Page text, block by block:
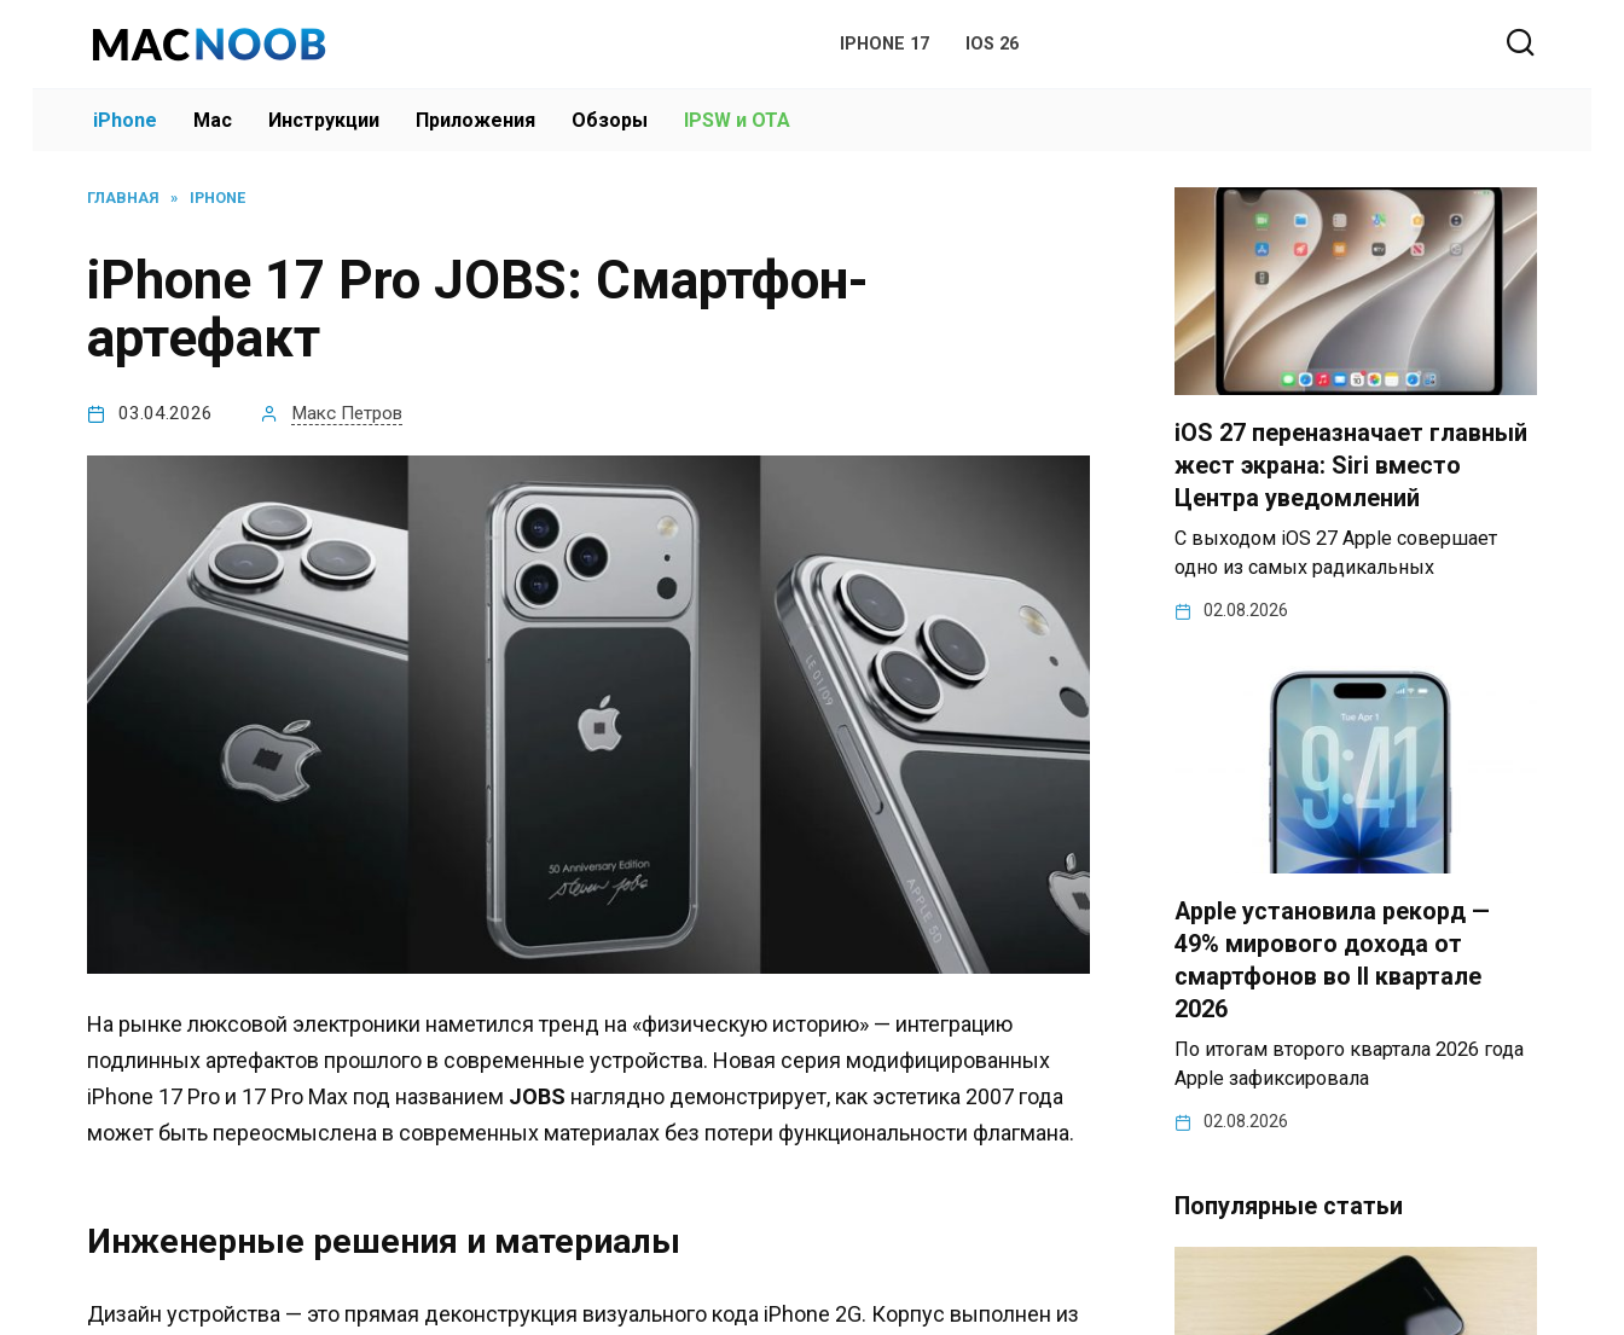
IPHONE 17 IOS 26
iPhone Mac Инструкции Приложения Обзоры IPSW и OTA
ГЛАВНАЯ » IPHONE
iPhone 17 Pro JOBS: Смартфон-
артефакт
03.04.2026 Макс Петров
На рынке люксовой электроники наметился тренд на «физическую историю» — интеграцию
подлинных артефактов прошлого в современные устройства. Новая серия модифицированных
iPhone 17 Pro и 17 Pro Max под названием JOBS наглядно демонстрирует, как эстетика 2007 года
может быть переосмыслена в современных материалах без потери функциональности флагмана.
Инженерные решения и материалы
Дизайн устройства — это прямая деконструкция визуального кода iPhone 2G. Корпус выполнен из
iOS 27 переназначает главный
жест экрана: Siri вместо
Центра уведомлений
С выходом iOS 27 Apple совершает
одно из самых радикальных
02.08.2026
Apple установила рекорд —
49% мирового дохода от
смартфонов во II квартале
2026
По итогам второго квартала 2026 года
Apple зафиксировала
02.08.2026
Популярные статьи